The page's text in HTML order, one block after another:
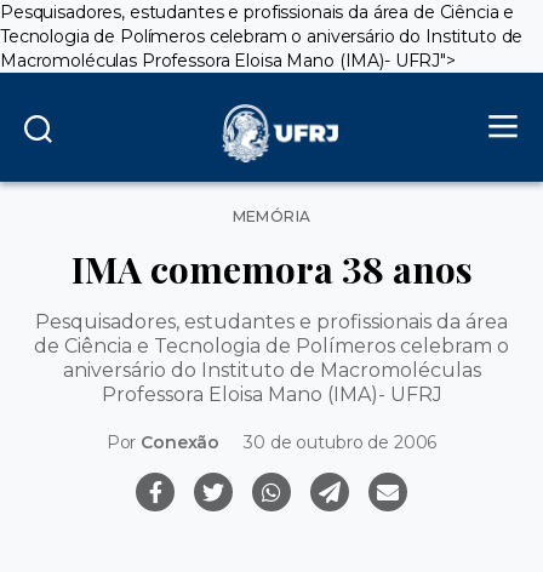
Pesquisadores, estudantes e profissionais da área de Ciência e
Tecnologia de Polímeros celebram o aniversário do Instituto de
Macromoléculas Professora Eloisa Mano (IMA)- UFRJ">
Categorias
MEMÓRIA
IMA comemora 38 anos
Pesquisadores, estudantes e profissionais da área
de Ciência e Tecnologia de Polímeros celebram o
aniversário do Instituto de Macromoléculas
Professora Eloisa Mano (IMA)- UFRJ
Por Conexão 30 de outubro de 2006